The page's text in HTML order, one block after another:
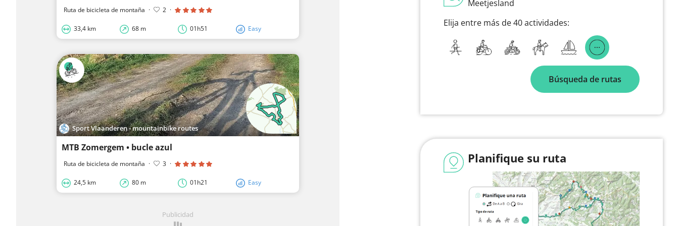
Ruta de bicicleta de montaña · 2 ·
33,4 km 68 m 01h51 Easy
Sport Vlaanderen - mountainbike routes
MTB Zomergem • bucle azul
Ruta de bicicleta de montaña · 3 ·
24,5 km 80 m 01h21 Easy
Publicidad
Meetjesland
Elija entre más de 40 actividades:
Búsqueda de rutas
Planifique su ruta